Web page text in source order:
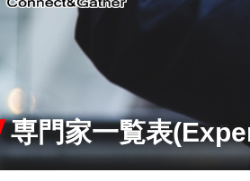
専門家一覧表